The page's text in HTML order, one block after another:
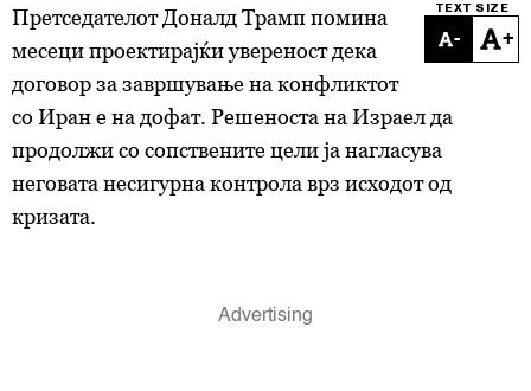
TEXT SIZE
- +
Претседателот Доналд Трамп помина
месеци проектирајќи увереност дека
договор за завршување на конфликтот
со Иран е на дофат. Решеноста на Израел да
продолжи со сопствените цели ја нагласува
неговата несигурна контрола врз исходот од
кризата.